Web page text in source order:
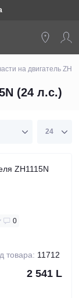
на двигатель ZH
(24 л.с.)
ZH1115N
0
товара: 11712
2 541 L